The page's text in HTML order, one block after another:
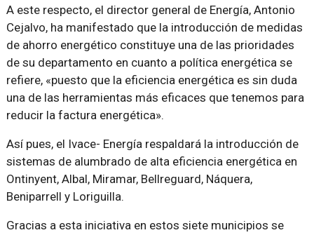
A este respecto, el director general de Energía, Antonio
Cejalvo, ha manifestado que la introducción de medidas
de ahorro energético constituye una de las prioridades
de su departamento en cuanto a política energética se
refiere, «puesto que la eficiencia energética es sin duda
una de las herramientas más eficaces que tenemos para
reducir la factura energética».
Así pues, el Ivace- Energía respaldará la introducción de
sistemas de alumbrado de alta eficiencia energética en
Ontinyent, Albal, Miramar, Bellreguard, Náquera,
Beniparrell y Loriguilla.
Gracias a esta iniciativa en estos siete municipios se